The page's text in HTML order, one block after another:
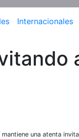
Internacionales
mantiene una atenta